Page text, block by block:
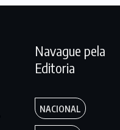
Navague pela
Editoria
NACIONAL